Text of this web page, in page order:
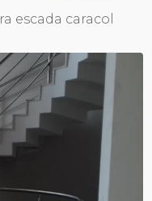
escada caracol